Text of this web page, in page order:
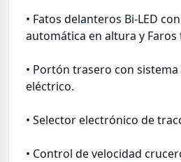
• Fatos delanteros Bi-LED
automática en altura y Faros
• Portón trasero con
eléctrico.
• Selector electrónico de
• Control de velocidad